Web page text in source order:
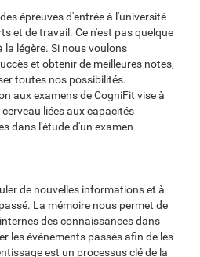
épreuves d'entrée à l'université
et de travail. Ce n'est pas quelque
la légère. Si nous voulons
et obtenir de meilleures notes,
toutes nos possibilités.
aux examens de CogniFit vise à
liées aux capacités
dans l'étude d'un examen
de nouvelles informations et à
La mémoire nous permet de
des connaissances dans
les événements passés afin de les
est un processus clé de la